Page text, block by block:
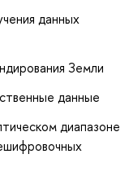
данных
Земли
данные
диапазоне